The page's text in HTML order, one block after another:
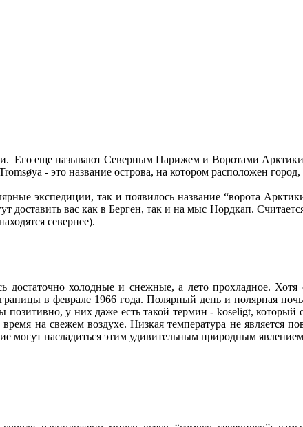
Его еще называют Северным Парижем и Воротами Арктики,
- это название острова, на котором расположен город,
экспедиции, так и появилось название “ворота
доставить вас как в Берген, так и на мыс Нордкап.
севернее).
достаточно холодные и снежные, а лето прохладное.
в феврале 1966 года. Полярный день и полярная
позитивно, у них даже есть такой термин - koseligt,
на свежем воздухе. Низкая температура не является
могут насладиться этим удивительным природным явлением